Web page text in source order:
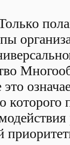
это
которого